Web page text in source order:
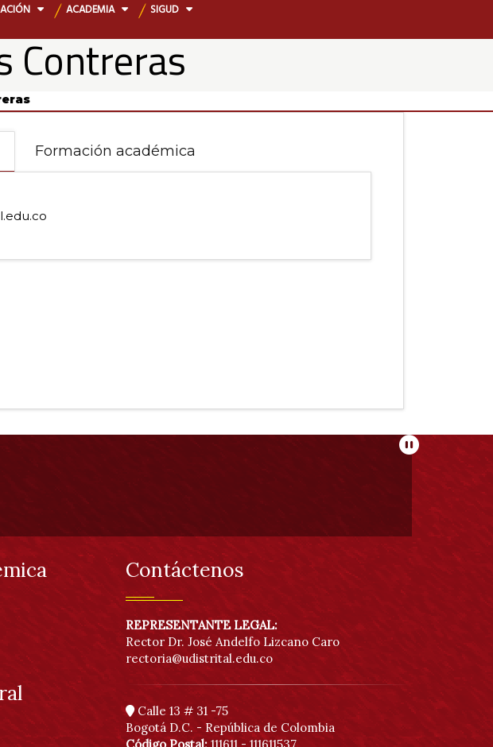
ACADEMIA SIGUD
Contreras
Formación académica
Contáctenos
REPRESENTANTE LEGAL:
Rector Dr. José Andelfo Lizcano Caro
rectoria@udistrital.edu.co
Calle 13 # 31 -75
Bogotá D.C. - República de Colombia